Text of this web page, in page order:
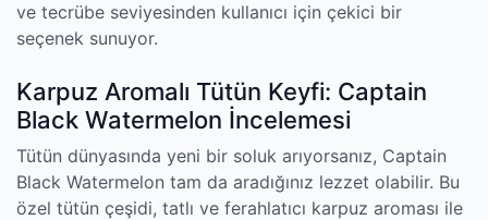
ve tecrübe seviyesinden kullanıcı için çekici bir
seçenek sunuyor.
Karpuz Aromalı Tütün Keyfi: Captain
Black Watermelon İncelemesi
Tütün dünyasında yeni bir soluk arıyorsanız, Captain
Black Watermelon tam da aradığınız lezzet olabilir. Bu
özel tütün çeşidi, tatlı ve ferahlatıcı karpuz aroması ile